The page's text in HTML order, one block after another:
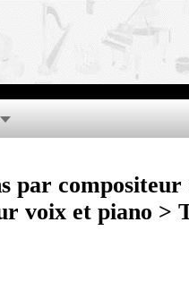
par compositeur
voix et piano >